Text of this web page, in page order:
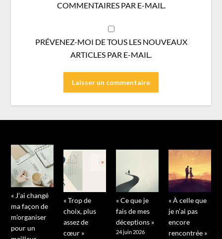
COMMENTAIRES PAR E-MAIL.
PRÉVENEZ-MOI DE TOUS LES NOUVEAUX
ARTICLES PAR E-MAIL.
« J’ai changé
ma façon de
m’organiser
pour un
« Trop de
choix, plus
assez de
cœur »
« Ce que je
fais de mes
déceptions »
24 juin 2026
« À celle que
je n’ai pas
encore
rencontrée »